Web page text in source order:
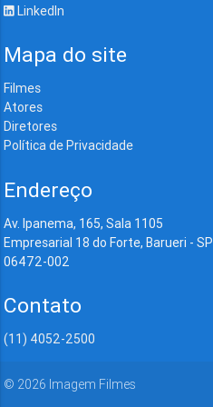
LinkedIn
Mapa do site
Filmes
Atores
Diretores
Política de Privacidade
Endereço
Av. Ipanema, 165, Sala 1105
Empresarial 18 do Forte, Barueri - SP
06472-002
Contato
(11) 4052-2500
© 2026 Imagem Filmes